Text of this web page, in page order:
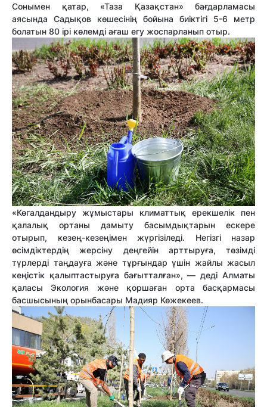
Сонымен қатар, «Таза Қазақстан» бағдарламасы
аясында Садықов көшесінің бойына биіктігі 5-6 метр
болатын 80 ірі көлемді ағаш егу жоспарланып отыр.
«Көгалдандыру жұмыстары климаттық ерекшелік пен
қалалық ортаны дамыту басымдықтарын ескере
отырып, кезең-кезеңімен жүргізіледі. Негізгі назар
өсімдіктердің жерсіну деңгейін арттыруға, төзімді
түрлерді таңдауға және тұрғындар үшін жайлы жасыл
кеңістік қалыптастыруға бағытталған», — деді Алматы
қаласы Экология және қоршаған орта басқармасы
басшысының орынбасары Мадияр Көжекеев.